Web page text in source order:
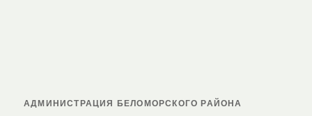
АДМИНИСТРАЦИЯ БЕЛОМОРСКОГО РАЙОНА